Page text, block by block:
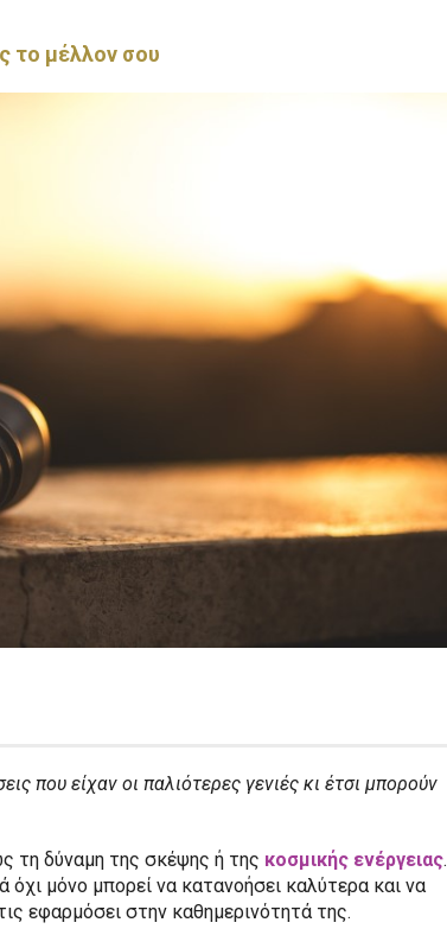
το μέλλον σου
που είχαν οι παλιότερες γενιές κι έτσι μπορούν
τη δύναμη της σκέψης ή της κοσμικής ενέργειας.
μόνο μπορεί να κατανοήσει καλύτερα και να
εφαρμόσει στην καθημερινότητά της.